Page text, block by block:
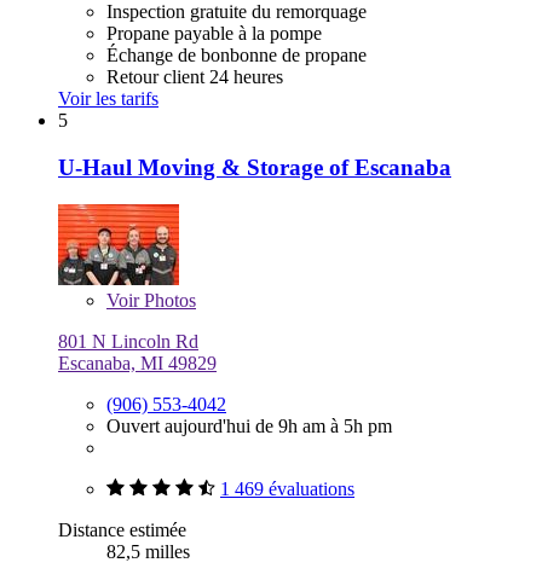
Inspection gratuite du remorquage
Propane payable à la pompe
Échange de bonbonne de propane
Retour client 24 heures
Voir les tarifs
5
U-Haul Moving & Storage of Escanaba
VoirPhotos
801 N Lincoln Rd
Escanaba, MI 49829
(906) 553-4042
Ouvert aujourd'hui de 9h am à 5h pm
1 469 évaluations
Distance estimée
82,5 milles